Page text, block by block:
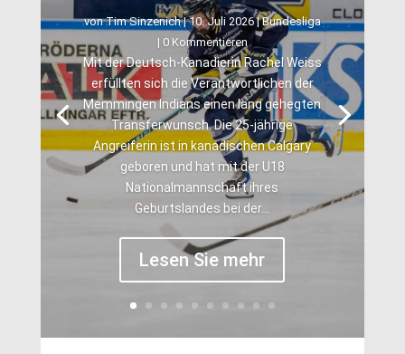
vonTim Sinzenich|10. Juli 2026|Bundesliga
| 0 Kommentieren
Mit der Deutsch-Kanadierin Rachel Weiss
erfüllten sich die Verantwortlichen der
Memmingen Indians einen lang gehegten
Transferwunsch. Die 25-jährige
Angreiferin ist in kanadischen Calgary
geboren und hat mit der U18
Nationalmannschaft ihres
Geburtslandes bei der...
Lesen Sie mehr